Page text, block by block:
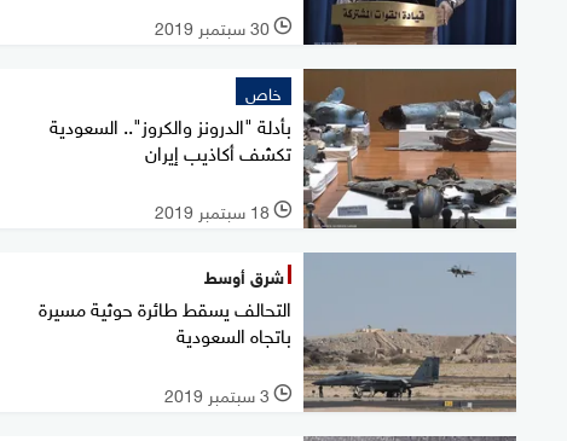
l 30 سبتمبر 2019
خاص
بأدلة "الدرونز والكروز".. السعودية
تكشف أكاذيب إيران
l 18 سبتمبر 2019
شرق أوسط
التحالف يسقط طائرة حوثية مسيرة
باتجاه السعودية
l 3 سبتمبر 2019